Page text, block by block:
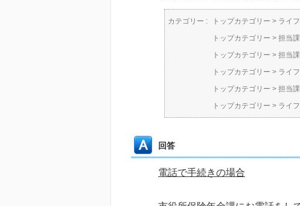
カテゴリー : トップカテゴリー > ライ
トップカテゴリー > 担当
トップカテゴリー > 担当
トップカテゴリー > ライ
トップカテゴリー > 担当
トップカテゴリー > ライ
回答
電話で手続きの場合